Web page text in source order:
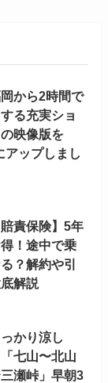
岡から2時間で
る充実ショ
映像版を
ップしまし
賠責保険】5年
！途中で乗
？解約や引
解説
かり涼し
七山〜北山
瀬峠」早朝3